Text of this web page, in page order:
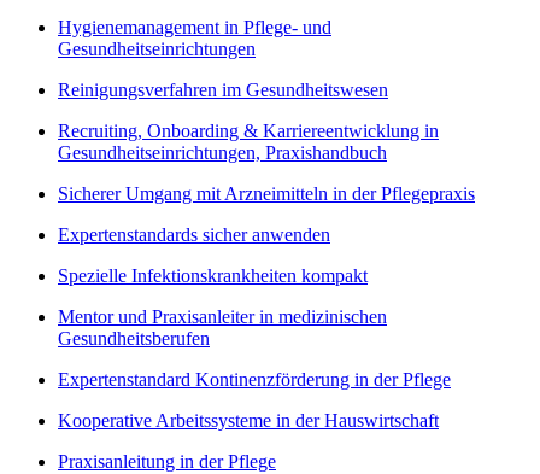
Hygienemanagement in Pflege- und
Gesundheitseinrichtungen
Reinigungsverfahren im Gesundheitswesen
Recruiting, Onboarding & Karriereentwicklung in
Gesundheitseinrichtungen, Praxishandbuch
Sicherer Umgang mit Arzneimitteln in der Pflegepraxis
Expertenstandards sicher anwenden
Spezielle Infektionskrankheiten kompakt
Mentor und Praxisanleiter in medizinischen
Gesundheitsberufen
Expertenstandard Kontinenzförderung in der Pflege
Kooperative Arbeitssysteme in der Hauswirtschaft
Praxisanleitung in der Pflege